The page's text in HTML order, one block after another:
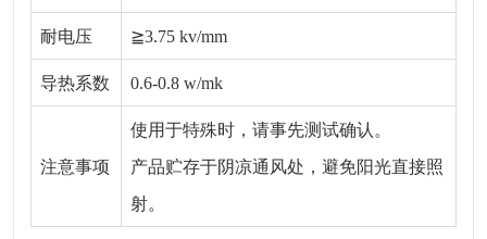
耐电压 ≧3.75 kv/mm
导热系数 0.6-0.8 w/mk
注意事项
使用于特殊时，请事先测试确认。
产品贮存于阴凉通风处，避免阳光直接照
射。